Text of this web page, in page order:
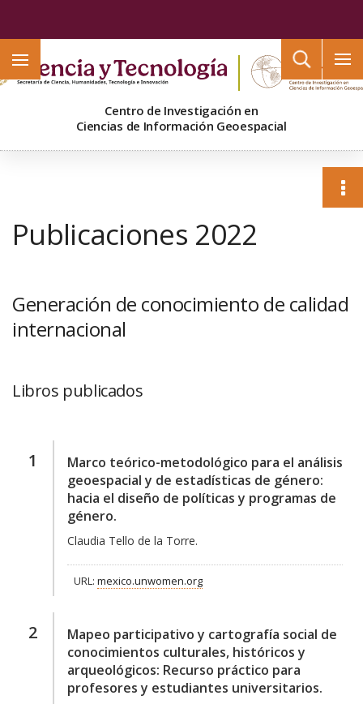
Centro de Investigación en
Ciencias de Información Geoespacial
Publicaciones 2022
Generación de conocimiento de calidad
internacional
Libros publicados
1
Marco teórico-metodológico para el análisis
geoespacial y de estadísticas de género:
hacia el diseño de políticas y programas de
género.
Claudia Tello de la Torre.
URL: mexico.unwomen.org
2
Mapeo participativo y cartografía social de
conocimientos culturales, históricos y
arqueológicos: Recurso práctico para
profesores y estudiantes universitarios.